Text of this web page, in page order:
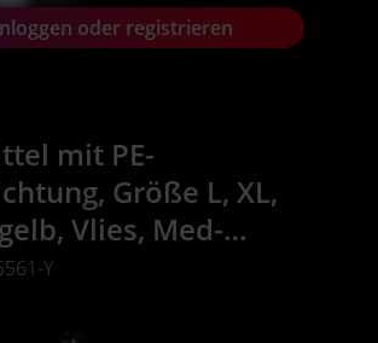
oder registrieren
mit PE-
Größe L, XL,
Vlies, Med-
Y